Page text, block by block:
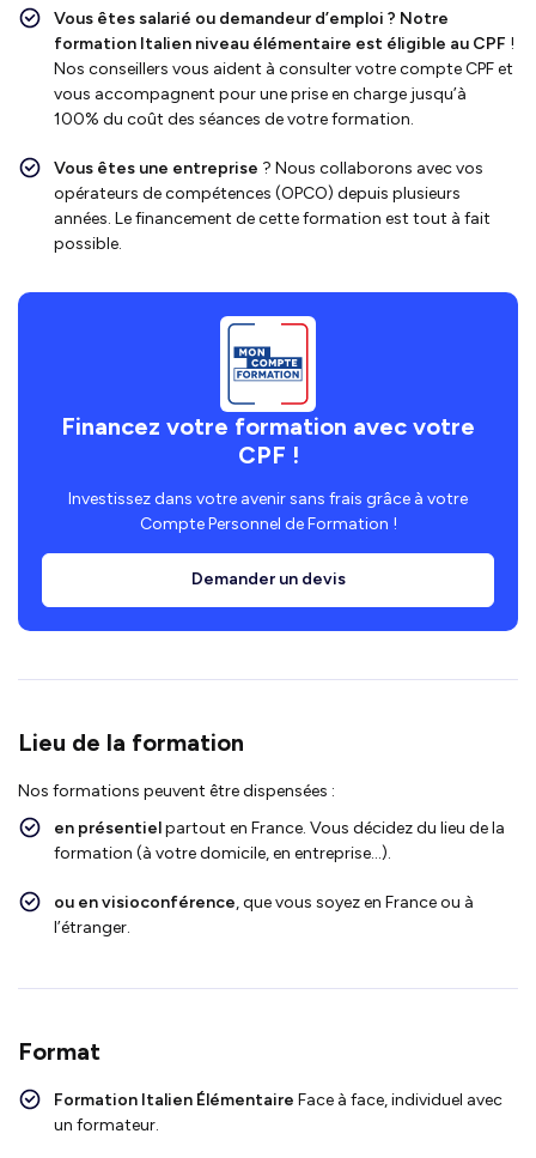
Vous êtes salarié ou demandeur d’emploi ? Notre
formation Italien niveau élémentaire est éligible au CPF !
Nos conseillers vous aident à consulter votre compte CPF et
vous accompagnent pour une prise en charge jusqu’à
100% du coût des séances de votre formation.
Vous êtes une entreprise ? Nous collaborons avec vos
opérateurs de compétences (OPCO) depuis plusieurs
années. Le financement de cette formation est tout à fait
possible.
Financez votre formation avec votre
CPF !
Investissez dans votre avenir sans frais grâce à votre
Compte Personnel de Formation !
Demander un devis
Lieu de la formation
Nos formations peuvent être dispensées :
en présentielpartout en France. Vous décidez du lieu de la
formation (à votre domicile, en entreprise…).
ou en visioconférence, que vous soyez en France ou à
l’étranger.
Format
Formation Italien Élémentaire Face à face, individuel avec
un formateur.